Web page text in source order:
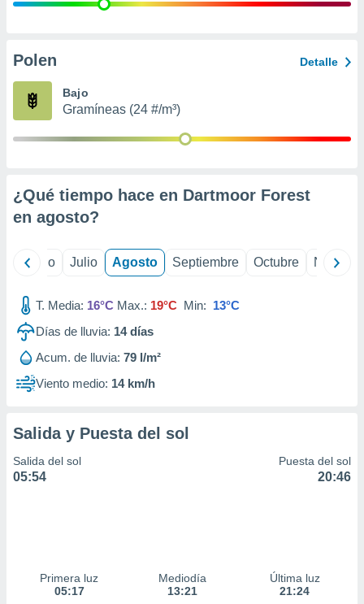
e
publicidad
Polen Detalle
Bajo
Gramíneas (24 #/m³)
¿Qué tiempo hace en Dartmoor Forest
en agosto?
Junio Julio Agosto Septiembre Octubre
T. Media: 16°C Max.: 19°C Min: 13°C
Días de lluvia: 14días
Acum. de lluvia: 79 l/m²
Viento medio: 14 km/h
Salida y Puesta del sol
Salida del sol
05:54
Puesta del sol
20:46
Primera luz
05:17
Mediodía
13:21
Última luz
21:24